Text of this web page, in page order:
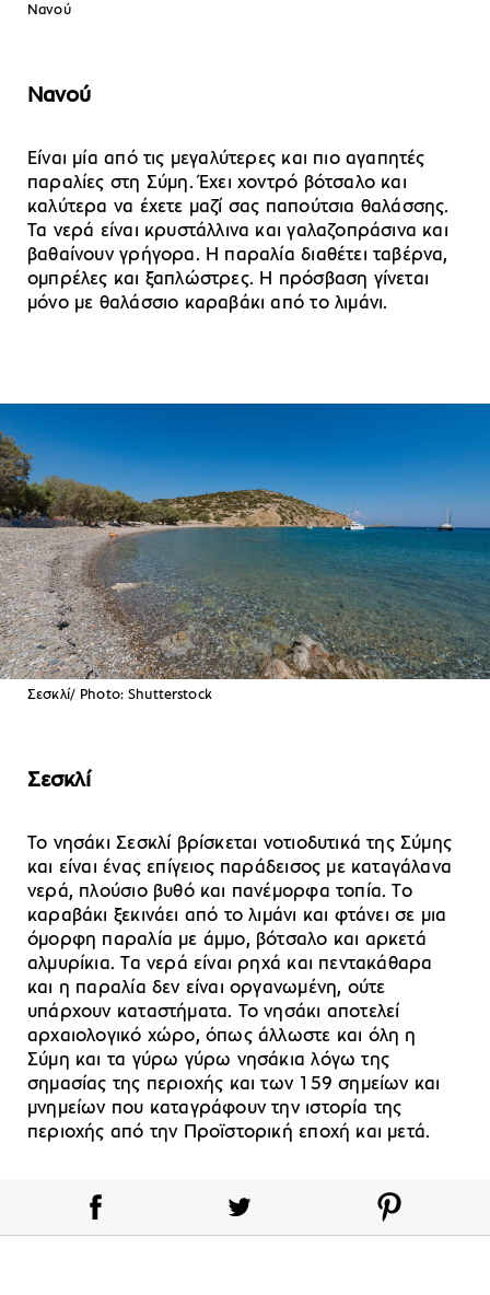
Νανού
Νανού
Είναι μία από τις μεγαλύτερες και πιο αγαπητές
παραλίες στη Σύμη. Έχει χοντρό βότσαλο και
καλύτερα να έχετε μαζί σας παπούτσια θαλάσσης.
Τα νερά είναι κρυστάλλινα και γαλαζοπράσινα και
βαθαίνουν γρήγορα. Η παραλία διαθέτει ταβέρνα,
ομπρέλες και ξαπλώστρες. Η πρόσβαση γίνεται
μόνο με θαλάσσιο καραβάκι από το λιμάνι.
Σεσκλί/ Photo: Shutterstock
Σεσκλί
Το νησάκι Σεσκλί βρίσκεται νοτιοδυτικά της Σύμης
και είναι ένας επίγειος παράδεισος με καταγάλανα
νερά, πλούσιο βυθό και πανέμορφα τοπία. Το
καραβάκι ξεκινάει από το λιμάνι και φτάνει σε μια
όμορφη παραλία με άμμο, βότσαλο και αρκετά
αλμυρίκια. Τα νερά είναι ρηχά και πεντακάθαρα
και η παραλία δεν είναι οργανωμένη, ούτε
υπάρχουν καταστήματα. Το νησάκι αποτελεί
αρχαιολογικό χώρο, όπως άλλωστε και όλη η
Σύμη και τα γύρω γύρω νησάκια λόγω της
σημασίας της περιοχής και των 159 σημείων και
μνημείων που καταγράφουν την ιστορία της
περιοχής από την Προϊστορική εποχή και μετά.